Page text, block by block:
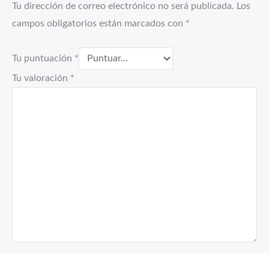
Tu dirección de correo electrónico no será publicada. Los
campos obligatorios están marcados con *
Tu puntuación *
Tu valoración *